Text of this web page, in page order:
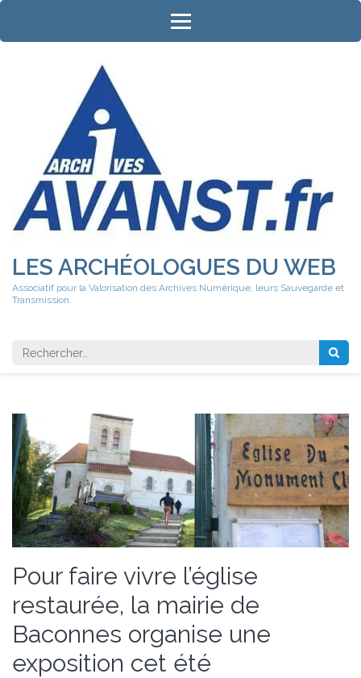
Aller
contenu
LES ARCHÉOLOGUES DU WEB
Associatif pour la Valorisation des Archives Numérique, leurs Sauvegarde et
Transmission.
Rechercher
Pour faire vivre l’église
restaurée, la mairie de
Baconnes organise une
exposition cet été